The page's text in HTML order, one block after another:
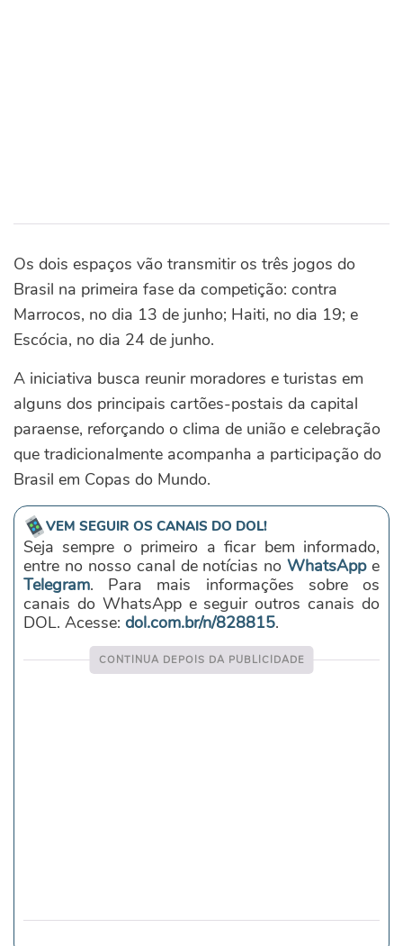
Os dois espaços vão transmitir os três jogos do
Brasil na primeira fase da competição: contra
Marrocos, no dia 13 de junho; Haiti, no dia 19; e
Escócia, no dia 24 de junho.
A iniciativa busca reunir moradores e turistas em
alguns dos principais cartões-postais da capital
paraense, reforçando o clima de união e celebração
que tradicionalmente acompanha a participação do
Brasil em Copas do Mundo.
VEM SEGUIR OS CANAIS DO DOL!
Seja sempre o primeiro a ficar bem informado,
entre no nosso canal de notícias noWhatsAppe
Telegram. Para mais informações sobre os
canais do WhatsApp e seguir outros canais do
DOL. Acesse: dol.com.br/n/828815.